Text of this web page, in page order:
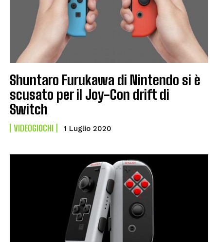
Shuntaro Furukawa di Nintendo si è
scusato per il Joy-Con drift di
Switch
VIDEOGIOCHI 1 Luglio 2020